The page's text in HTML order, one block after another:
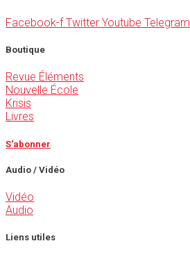
Facebook-f Twitter Youtube Telegram
Boutique
Revue Éléments
Nouvelle École
Krisis
Livres
S'abonner
Audio / Vidéo
Vidéo
Audio
Liens utiles